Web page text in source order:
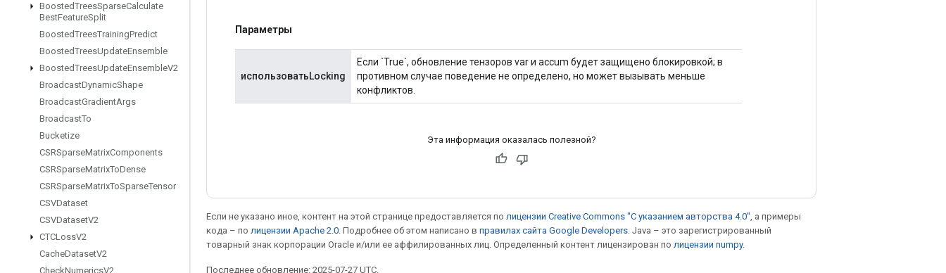
BoostedTreesSparseCalculate
BestFeatureSplit
BoostedTreesTrainingPredict
BoostedTreesUpdateEnsemble
BoostedTreesUpdateEnsembleV2
BroadcastDynamicShape
BroadcastGradientArgs
BroadcastTo
Bucketize
CSRSparseMatrixComponents
CSRSparseMatrixToDense
CSRSparseMatrixToSparseTensor
CSVDataset
CSVDatasetV2
CTCLossV2
CacheDatasetV2
CheckNumericsV2
Параметры
использоватьLocking
Если `True`, обновление тензоров var и accum будет защищено блокировкой; в
противном случае поведение не определено, но может вызывать меньше
конфликтов.
Эта информация оказалась полезной?
Если не указано иное, контент на этой странице предоставляется по лицензии Creative Commons "С указанием авторства 4.0" , а примеры
кода – по лицензии Apache 2.0 . Подробнее об этом написано в правилах сайта Google Developers . Java – это зарегистрированный
товарный знак корпорации Oracle и/или ее аффилированных лиц. Определенный контент лицензирован по лицензии numpy.
Последнее обновление: 2025-07-27 UTC.